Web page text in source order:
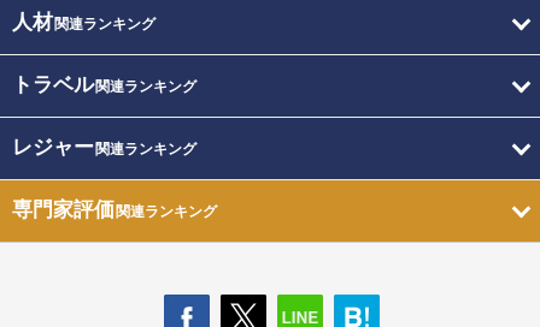
人材関連ランキング
トラベル関連ランキング
レジャー関連ランキング
専門家評価関連ランキング